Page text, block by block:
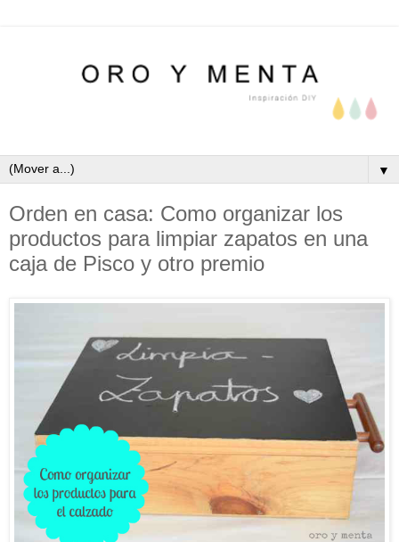
▼
Orden en casa: Como organizar los
productos para limpiar zapatos en una
caja de Pisco y otro premio